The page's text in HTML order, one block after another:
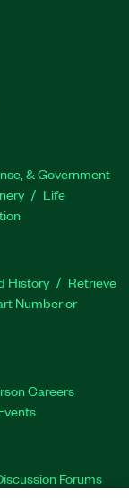
& Government
Life
History
Retrieve
Number or
Careers
Forums